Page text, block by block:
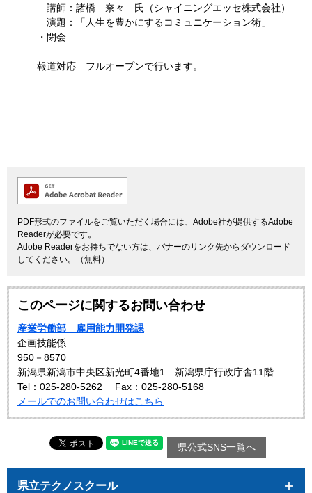
講師：諸橋 奈々 氏（シャイニングエッセ株式会社）
演題：「人生を豊かにするコミュニケーション術」
・閉会
報道対応 フルオープンで行います。
PDF形式のファイルをご覧いただく場合には、Adobe社が提供するAdobe
Readerが必要です。
Adobe Readerをお持ちでない方は、バナーのリンク先からダウンロード
してください。（無料）
このページに関するお問い合わせ
産業労働部 雇用能力開発課
企画技能係
950－8570
新潟県新潟市中央区新光町4番地1 新潟県庁行政庁舎11階
Tel：025-280-5262
Fax：025-280-5168
メールでのお問い合わせはこちら
県公式SNS一覧へ
県立テクノスクール